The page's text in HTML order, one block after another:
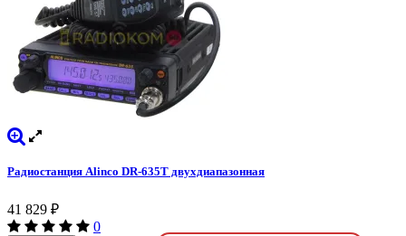
Радиостанция Alinco DR-635T двухдиапазонная
41 829 ₽
0